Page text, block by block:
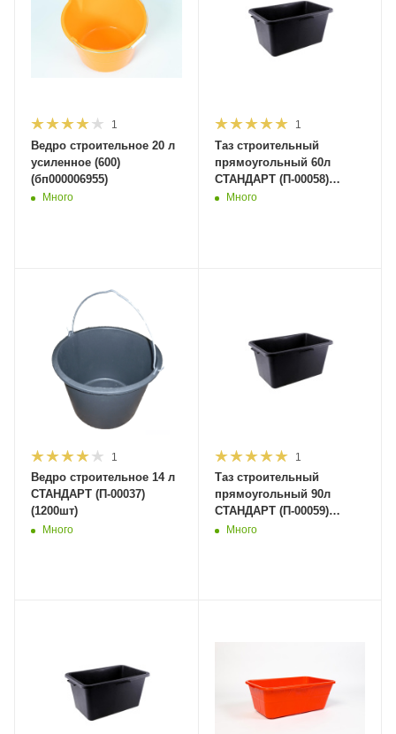
1
Ведро строительное 20 л
усиленное (600)
(бп000006955)
Много
1
Таз строительный
прямоугольный 60л
СТАНДАРТ (П-00058)
(400шт)
Много
1
Ведро строительное 14 л
СТАНДАРТ (П-00037)
(1200шт)
Много
1
Таз строительный
прямоугольный 90л
СТАНДАРТ (П-00059)
(250шт)
Много